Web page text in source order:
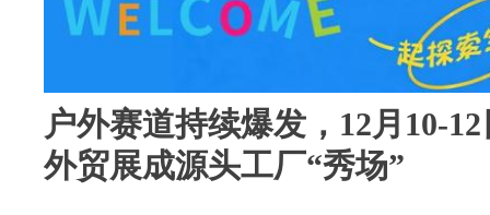
户外赛道持续爆发，12月10-
外贸展成源头工厂“秀场”